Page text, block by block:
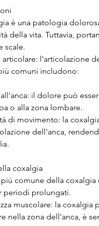
è una patologia
della vita. Tuttavia,
scale.
articolare: l'articolazione
comuni includono:
il dolore può
o alla zona lombare.
di movimento: la
dell'anca,
coxalgia
più comune della
periodi prolungati.
muscolare: la coxalgia
nella zona dell'anca, è